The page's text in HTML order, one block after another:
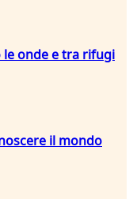
le onde e tra rifugi
il mondo